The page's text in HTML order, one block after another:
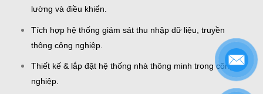
lường và điều khiển.
Tích hợp hệ thống giám sát thu nhập dữ liệu, truyền
thông công nghiệp.
Thiết kế & lắp đặt hệ thống nhà thông minh trong công
nghiệp.